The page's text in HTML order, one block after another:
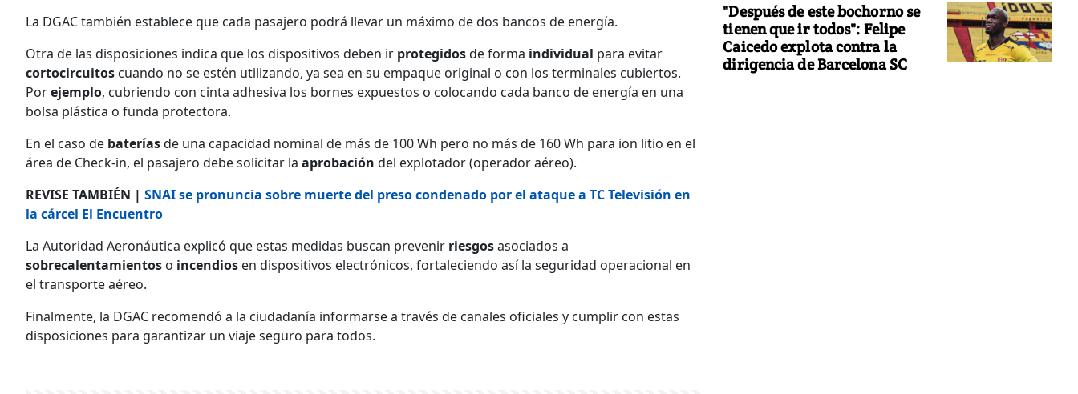
La DGAC también establece que cada pasajero podrá llevar un máximo de dos bancos de energía.
Otra de las disposiciones indica que los dispositivos deben ir protegidosde forma individual para evitar
cortocircuitos cuando no se estén utilizando, ya sea en su empaque original o con los terminales cubiertos.
Porejemplo, cubriendo con cinta adhesiva los bornes expuestos o colocando cada banco de energía en una
bolsa plástica o funda protectora.
En el caso de bateríasde una capacidad nominal de más de 100 Wh pero no más de 160 Wh para ion litio en el
área de Check-in, el pasajero debe solicitar la aprobación del explotador (operador aéreo).
REVISE TAMBIÉN | SNAI se pronuncia sobre muerte del preso condenado por el ataque a TC Televisión en
la cárcel El Encuentro
La Autoridad Aeronáutica explicó que estas medidas buscan prevenir riesgosasociados a
sobrecalentamientos o incendios en dispositivos electrónicos, fortaleciendo así la seguridad operacional en
el transporte aéreo.
Finalmente, la DGAC recomendó a la ciudadanía informarse a través de canales oficiales y cumplir con estas
disposiciones para garantizar un viaje seguro para todos.
"Después de este bochorno se
tienen que ir todos": Felipe
Caicedo explota contra la
dirigencia de Barcelona SC